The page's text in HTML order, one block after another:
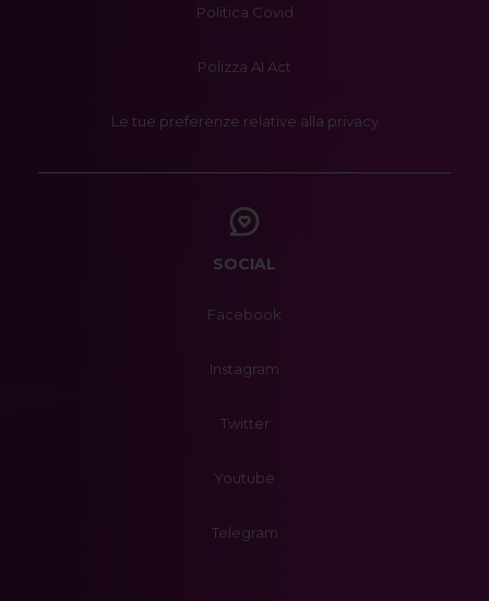
Politica Covid
Polizza AI Act
Le tue preferenze relative alla privacy
SOCIAL
Facebook
Instagram
Twitter
Youtube
Telegram